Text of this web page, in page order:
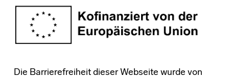
Die Barrierefreiheit dieser Webseite wurde von